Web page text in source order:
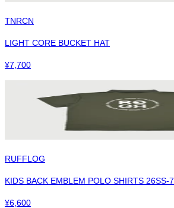
TNRCN
LIGHT CORE BUCKET HAT
¥7,700
RUFFLOG
KIDS BACK EMBLEM POLO SHIRTS 26SS-7
¥6,600